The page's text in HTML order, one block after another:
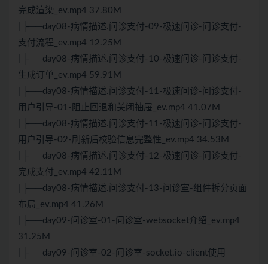
完成渲染_ev.mp4 37.80M
| ├──day08-病情描述.问诊支付-09-极速问诊-问诊支付-
支付流程_ev.mp4 12.25M
| ├──day08-病情描述.问诊支付-10-极速问诊-问诊支付-
生成订单_ev.mp4 59.91M
| ├──day08-病情描述.问诊支付-11-极速问诊-问诊支付-
用户引导-01-阻止回退和关闭抽屉_ev.mp4 41.07M
| ├──day08-病情描述.问诊支付-11-极速问诊-问诊支付-
用户引导-02-刷新后校验信息完整性_ev.mp4 34.53M
| ├──day08-病情描述.问诊支付-12-极速问诊-问诊支付-
完成支付_ev.mp4 42.11M
| ├──day08-病情描述.问诊支付-13-问诊室-组件拆分页面
布局_ev.mp4 41.26M
| ├──day09-问诊室-01-问诊室-websocket介绍_ev.mp4
31.25M
| ├──day09-问诊室-02-问诊室-socket.io-client使用